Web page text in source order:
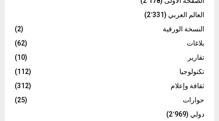
العالم العربي (2٬331)
النسخة الورقية
(2)
بلاغات
(62)
تقارير
(10)
تكنولوجيا
(112)
ثقافة وإعلام
(312)
حوارات
(25)
دولي (2٬969)